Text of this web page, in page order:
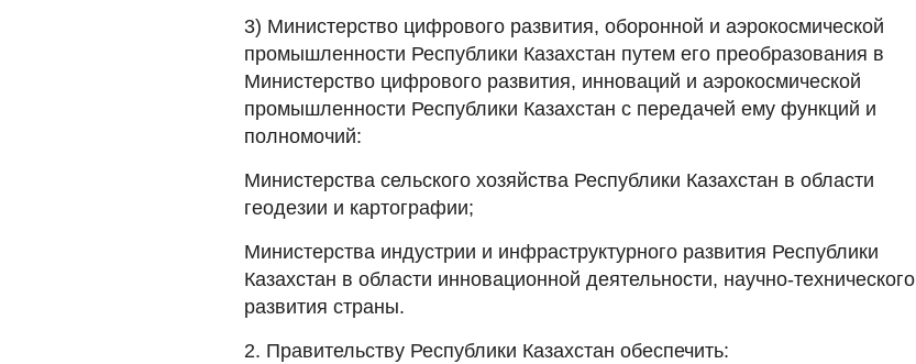
3) Министерство цифрового развития, оборонной и аэрокосмической
промышленности Республики Казахстан путем его преобразования в
Министерство цифрового развития, инноваций и аэрокосмической
промышленности Республики Казахстан с передачей ему функций и
полномочий:
Министерства сельского хозяйства Республики Казахстан в области
геодезии и картографии;
Министерства индустрии и инфраструктурного развития Республики
Казахстан в области инновационной деятельности, научно-технического
развития страны.
2. Правительству Республики Казахстан обеспечить: